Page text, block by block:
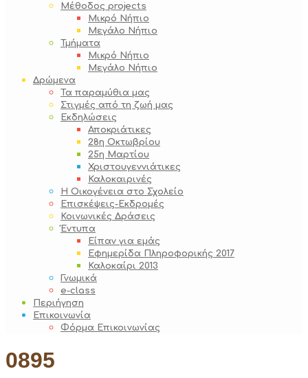
Μέθοδος projects
Μικρό Νήπιο
Μεγάλο Νήπιο
Τμήματα
Μικρό Νήπιο
Μεγάλο Νήπιο
Δρώμενα
Τα παραμύθια μας
Στιγμές από τη ζωή μας
Εκδηλώσεις
Αποκριάτικες
28η Οκτωβρίου
25η Μαρτίου
Χριστουγεννιάτικες
Καλοκαιρινές
Η Οικογένεια στο Σχολείο
Επισκέψεις-Εκδρομές
Κοινωνικές Δράσεις
Έντυπα
Είπαν για εμάς
Εφημερίδα Πληροφορικής 2017
Καλοκαίρι 2013
Γνωμικά
e-class
Περιήγηση
Επικοινωνία
Φόρμα Επικοινωνίας
0895